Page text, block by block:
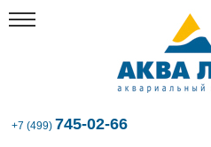
+7 (499) 745-02-66